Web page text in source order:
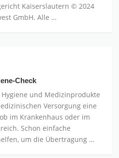
Kaiserslautern © 2024
GmbH. Alle …
Check
und Medizinprodukte
Versorgung eine
im Krankenhaus oder im
Schon einfache
um die Übertragung …